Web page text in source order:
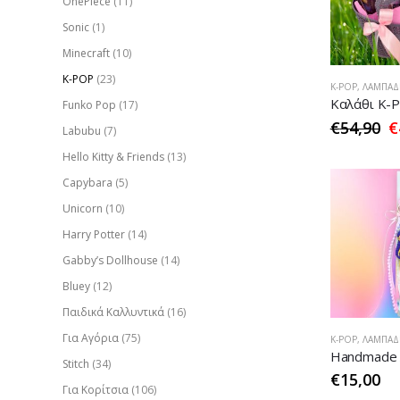
K-POP,
€54,90 €
K-POP,
€15,00
Sonic (1)
Minecraft (10)
K-POP (23)
Funko Pop (17)
Labubu (7)
Hello Kitty & Friends (13)
Capybara (5)
Unicorn (10)
Harry Potter (14)
Gabby’s Dollhouse (14)
Bluey (12)
Παιδικά Καλλυντικά (16)
Για Αγόρια (75)
Stitch (34)
Για Κορίτσια (106)